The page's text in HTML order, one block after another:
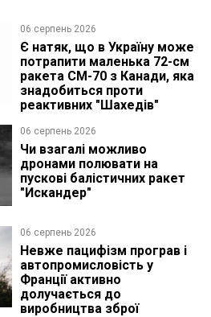
06 серпень 2026
Є натяк, що в Україну може
потрапити маленька 72-см
ракета CM-70 з Канади, яка
знадобиться проти
реактивних "Шахедів"
06 серпень 2026
Чи взагалі можливо
дронами полювати на
пускові балістичних ракет
"Искандер"
06 серпень 2026
Невже пацифізм програв і
автопромисловість у
Франції активно
долучається до
виробництва зброї